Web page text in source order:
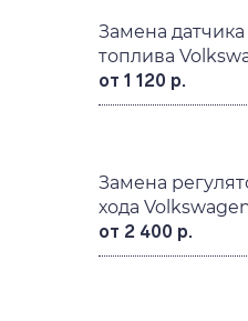
Замена
топлива
от 1 120 р.
Замена
хода
от 2 400 р.